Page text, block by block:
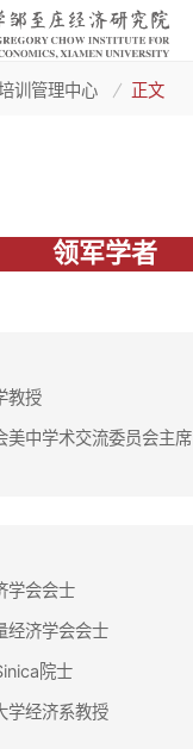
训管理中心 正文
领军学者
教授
美中学术交流委员会主席
学会会士
经济学会会士
院士
学经济系教授